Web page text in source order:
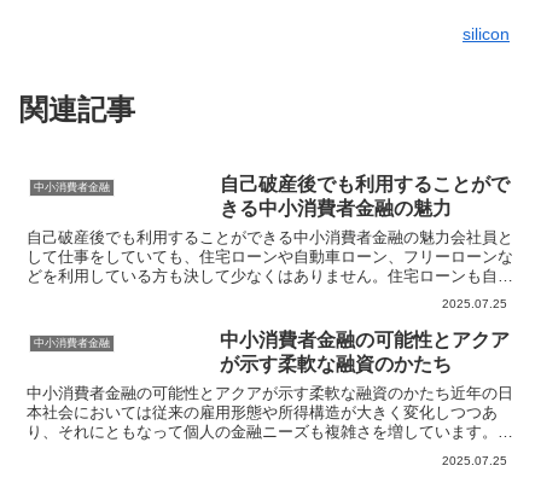
silicon
関連記事
中小消費者金融
自己破産後でも利用することがで
きる中小消費者金融の魅力
自己破産後でも利用することができる中小消費者金融の魅力会社員と
して仕事をしていても、住宅ローンや自動車ローン、フリーローンな
どを利用している方も決して少なくはありません。住宅ローンも自動
2025.07.25
中小消費者金融
中小消費者金融の可能性とアクア
が示す柔軟な融資のかたち
中小消費者金融の可能性とアクアが示す柔軟な融資のかたち近年の日
本社会においては従来の雇用形態や所得構造が大きく変化しつつあ
り、それにともなって個人の金融ニーズも複雑さを増しています。非
2025.07.25